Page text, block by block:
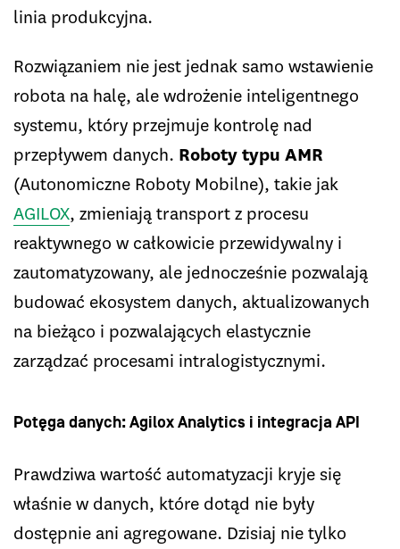
linia produkcyjna.
Rozwiązaniem nie jest jednak samo wstawienie
robota na halę, ale wdrożenie inteligentnego
systemu, który przejmuje kontrolę nad
przepływem danych. Roboty typu AMR
(Autonomiczne Roboty Mobilne), takie jak
AGILOX, zmieniają transport z procesu
reaktywnego w całkowicie przewidywalny i
zautomatyzowany, ale jednocześnie pozwalają
budować ekosystem danych, aktualizowanych
na bieżąco i pozwalających elastycznie
zarządzać procesami intralogistycznymi.
Potęga danych: Agilox Analytics i integracja API
Prawdziwa wartość automatyzacji kryje się
właśnie w danych, które dotąd nie były
dostępnie ani agregowane. Dzisiaj nie tylko